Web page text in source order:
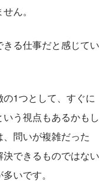
ん。
る仕事だと感じてい
1つとして、すぐに
う視点もあるかもし
問いが複雑だった
できるものではない
いです。